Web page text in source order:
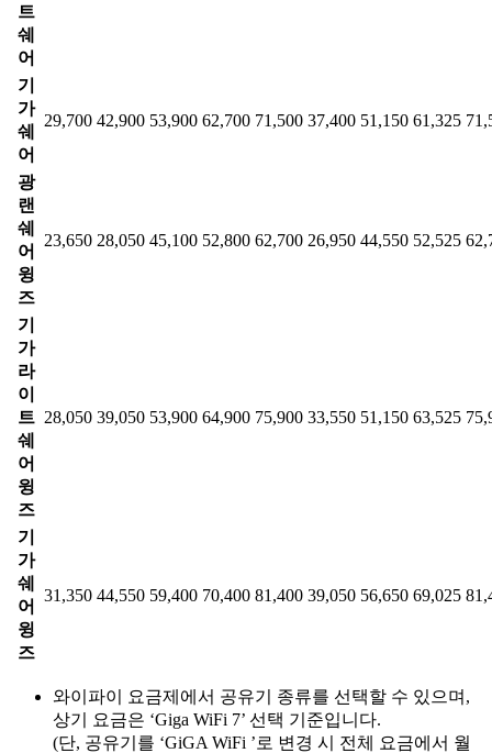
트
쉐
어
기
가
쉐
어
29,700 42,900 53,900 62,700 71,500 37,400 51,150 61,325
광
랜
쉐
어
윙
즈
23,650 28,050 45,100 52,800 62,700 26,950 44,550 52,525
기
가
라
이
트
쉐
어
윙
즈
28,050 39,050 53,900 64,900 75,900 33,550 51,150 63,525
기
가
쉐
어
윙
즈
31,350 44,550 59,400 70,400 81,400 39,050 56,650 69,025
와이파이 요금제에서 공유기 종류를 선택할 수 있으며,
상기 요금은 ‘Giga WiFi 7’ 선택 기준입니다.
(단, 공유기를 ‘GiGA WiFi ’로 변경 시 전체 요금에서 월